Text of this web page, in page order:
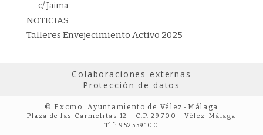
c/ Jaima
NOTICIAS
Talleres Envejecimiento Activo 2025
Colaboraciones externas
Protección de datos
© Excmo. Ayuntamiento de Vélez-Málaga
Plaza de las Carmelitas 12 - C.P. 29700 - Vélez-Málaga
Tlf: 952559100